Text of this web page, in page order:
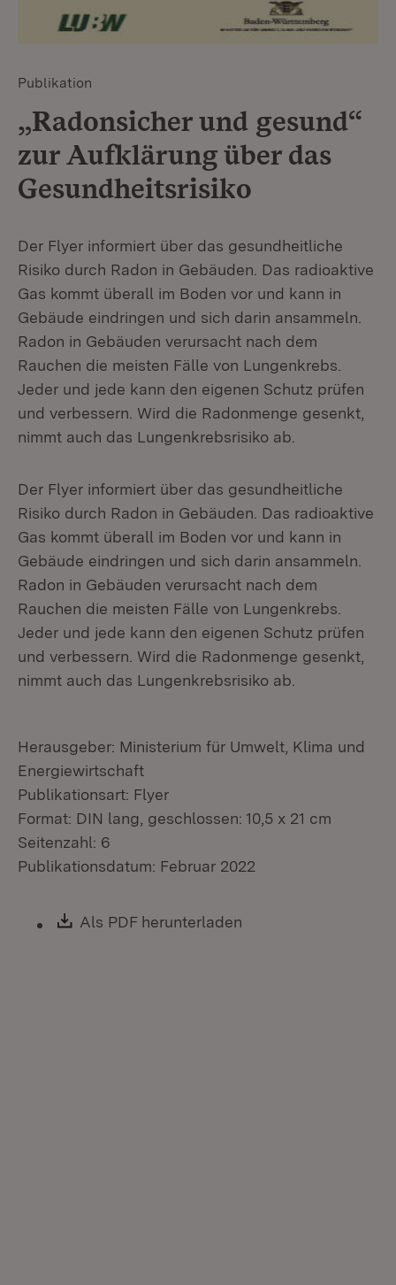
Publikation
„Radonsicher und gesund“
zur Aufklärung über das
Gesundheitsrisiko
Der Flyer informiert über das gesundheitliche
Risiko durch Radon in Gebäuden. Das radioaktive
Gas kommt überall im Boden vor und kann in
Gebäude eindringen und sich darin ansammeln.
Radon in Gebäuden verursacht nach dem
Rauchen die meisten Fälle von Lungenkrebs.
Jeder und jede kann den eigenen Schutz prüfen
und verbessern. Wird die Radonmenge gesenkt,
nimmt auch das Lungenkrebsrisiko ab.
Der Flyer informiert über das gesundheitliche
Risiko durch Radon in Gebäuden. Das radioaktive
Gas kommt überall im Boden vor und kann in
Gebäude eindringen und sich darin ansammeln.
Radon in Gebäuden verursacht nach dem
Rauchen die meisten Fälle von Lungenkrebs.
Jeder und jede kann den eigenen Schutz prüfen
und verbessern. Wird die Radonmenge gesenkt,
nimmt auch das Lungenkrebsrisiko ab.
Herausgeber: Ministerium für Umwelt, Klima und
Energiewirtschaft
Publikationsart: Flyer
Format: DIN lang, geschlossen: 10,5 x 21 cm
Seitenzahl: 6
Publikationsdatum: Februar 2022
Download:
Als PDF herunterladen